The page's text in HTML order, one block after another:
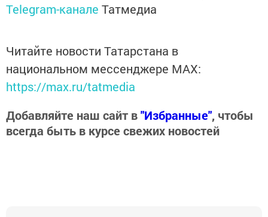
Telegram-канале Татмедиа
Читайте новости Татарстана в
национальном мессенджере MАХ:
https://max.ru/tatmedia
Добавляйте наш сайт в"Избранные", чтобы
всегда быть в курсе свежих новостей